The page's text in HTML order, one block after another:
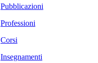
Pubblicazioni
Professioni
Corsi
Insegnamenti